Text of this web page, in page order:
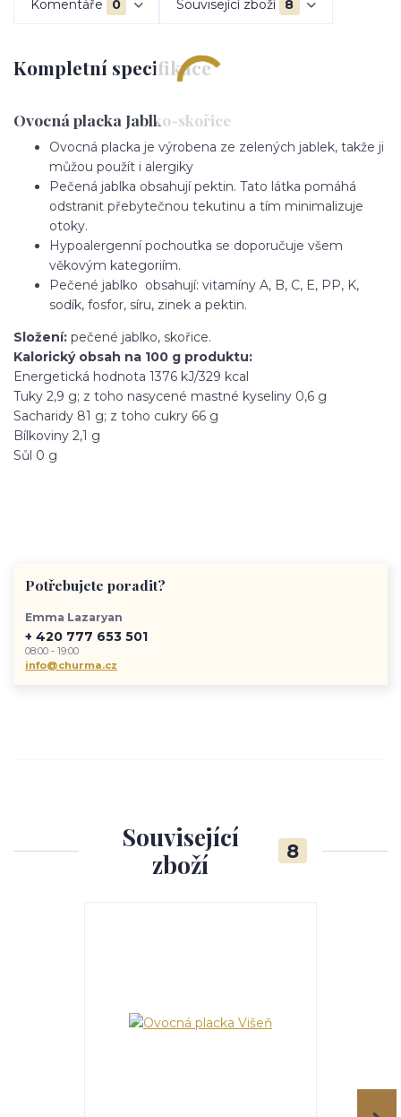
Komentáře 0 Související zboží 8
Kompletní specifikace
Ovocná placka Jablko-skořice
Ovocná placka je výrobena ze zelených jablek, takže ji
můžou použít i alergiky
Pečená jablka obsahují pektin. Tato látka pomáhá
odstranit přebytečnou tekutinu a tím minimalizuje
otoky.
Hypoalergenní pochoutka se doporučuje všem
věkovým kategoriím.
Pečené jablko obsahují: vitamíny A, B, C, E, PP, K,
sodík, fosfor, síru, zinek a pektin.
Složení: pečené jablko, skořice.
Kalorický obsah na 100 g produktu:
Energetická hodnota 1376 kJ/329 kcal
Tuky 2,9 g; z toho nasycené mastné kyseliny 0,6 g
Sacharidy 81 g; z toho cukry 66 g
Bílkoviny 2,1 g
Sůl 0 g
Potřebujete poradit?
Emma Lazaryan
+ 420 777 653 501
08:00 - 19:00
info@churma.cz
Související
zboží
8